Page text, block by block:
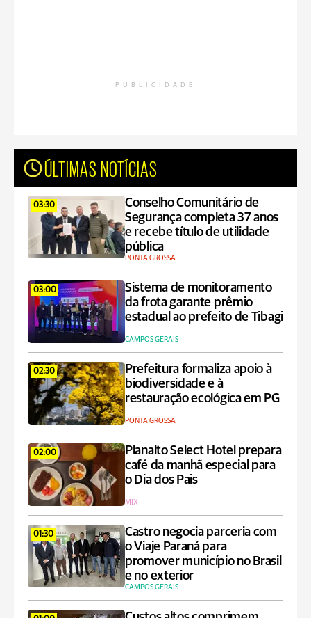
PUBLICIDADE
ÚLTIMAS NOTÍCIAS
03:30
Conselho Comunitário de
Segurança completa 37 anos
e recebe título de utilidade
pública
PONTA GROSSA
03:00
Sistema de monitoramento
da frota garante prêmio
estadual ao prefeito de Tibagi
CAMPOS GERAIS
02:30
Prefeitura formaliza apoio à
biodiversidade e à
restauração ecológica em PG
PONTA GROSSA
02:00
Planalto Select Hotel prepara
café da manhã especial para
o Dia dos Pais
MIX
01:30
Castro negocia parceria com
o Viaje Paraná para
promover município no Brasil
e no exterior
CAMPOS GERAIS